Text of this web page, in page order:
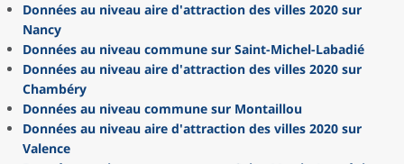
Données au niveau aire d'attraction des villes 2020 sur
Nancy
Données au niveau commune sur Saint-Michel-Labadié
Données au niveau aire d'attraction des villes 2020 sur
Chambéry
Données au niveau commune sur Montaillou
Données au niveau aire d'attraction des villes 2020 sur
Valence